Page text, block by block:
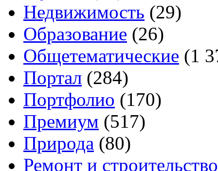
Недвижимость (29)
Образование (26)
Общетематические (1
Портал (284)
Портфолио (170)
Премиум (517)
Природа (80)
Ремонт и строительство